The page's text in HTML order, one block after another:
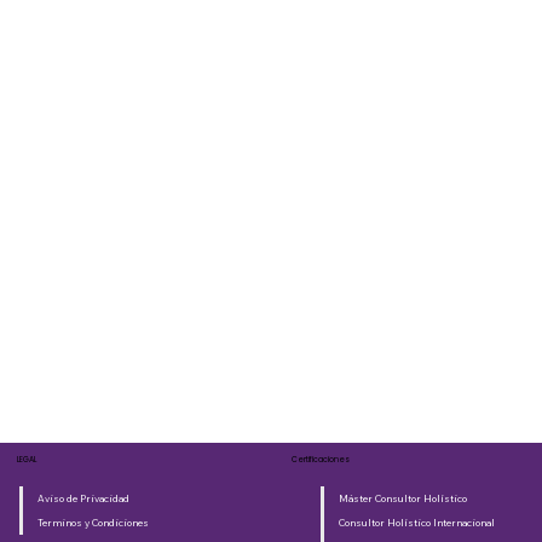
Aviso de Privacidad
Terminos y Condiciones
LEGAL
Máster Consultor Holístico
Consultor Holístico Internacional
Certificaciones